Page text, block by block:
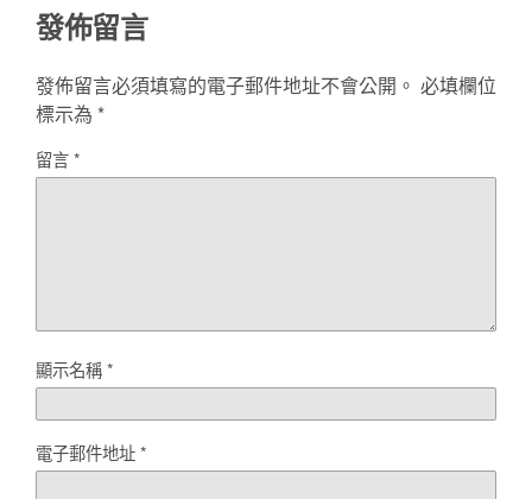
發佈留言
發佈留言必須填寫的電子郵件地址不會公開。 必填欄位
標示為 *
留言*
顯示名稱*
電子郵件地址*